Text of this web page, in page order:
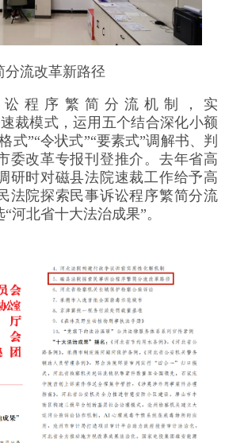
分流改革新路径
程序繁简分流机制，实
裁模式，运用五个结合深化小额
式”“令状式”“要素式”调解书、判
委改革专报刊登推介。去年省高
研时对磁县法院速裁工作给予高
法院探索民事诉讼程序繁简分流
河北省十大法治成果”。